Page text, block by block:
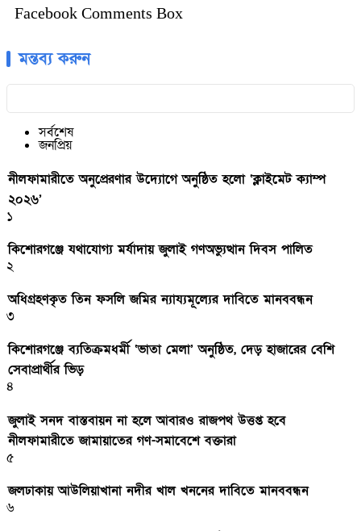
Facebook Comments Box
মন্তব্য করুন
সর্বশেষ
জনপ্রিয়
নীলফামারীতে অনুপ্রেরণার উদ্যোগে অনুষ্ঠিত হলো ‘ক্লাইমেট ক্যাম্প
২০২৬’
১
কিশোরগঞ্জে যথাযোগ্য মর্যাদায় জুলাই গণঅভ্যুত্থান দিবস পালিত
২
অধিগ্রহণকৃত তিন ফসলি জমির ন্যায্যমূল্যের দাবিতে মানববন্ধন
৩
কিশোরগঞ্জে ব্যতিক্রমধর্মী ‘ভাতা মেলা’ অনুষ্ঠিত, দেড় হাজারের বেশি
সেবাপ্রার্থীর ভিড়
৪
জুলাই সনদ বাস্তবায়ন না হলে আবারও রাজপথ উত্তপ্ত হবে
নীলফামারীতে জামায়াতের গণ-সমাবেশে বক্তারা
৫
জলঢাকায় আউলিয়াখানা নদীর খাল খননের দাবিতে মানববন্ধন
৬